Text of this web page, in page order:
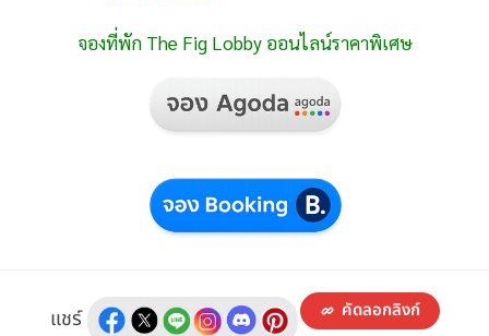
จองที่พัก The Fig Lobby ออนไลน์ราคาพิเศษ
แชร์ คัดลอกลิงก์